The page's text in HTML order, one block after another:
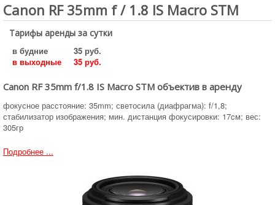
Canon RF 35mm f / 1.8 IS Macro STM
Тарифы аренды за сутки
в будние
35 руб.
в выходные
35 руб.
Canon RF 35mm f/1.8 IS Macro STM объектив в аренду
фокусное расстояние: 35mm; светосила (диафрагма): f/1,8;
стабилизатор изображения; мин. дистанция фокусировки: 17cм; вес:
305гр
Подробнее ...